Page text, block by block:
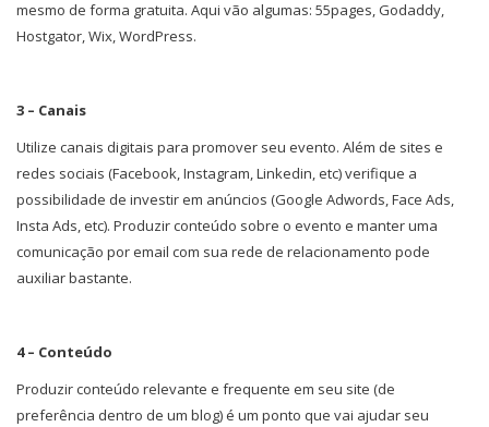
mesmo de forma gratuita. Aqui vão algumas: 55pages, Godaddy,
Hostgator, Wix, WordPress.
3 – Canais
Utilize canais digitais para promover seu evento. Além de sites e
redes sociais (Facebook, Instagram, Linkedin, etc) verifique a
possibilidade de investir em anúncios (Google Adwords, Face Ads,
Insta Ads, etc). Produzir conteúdo sobre o evento e manter uma
comunicação por email com sua rede de relacionamento pode
auxiliar bastante.
4 – Conteúdo
Produzir conteúdo relevante e frequente em seu site (de
preferência dentro de um blog) é um ponto que vai ajudar seu